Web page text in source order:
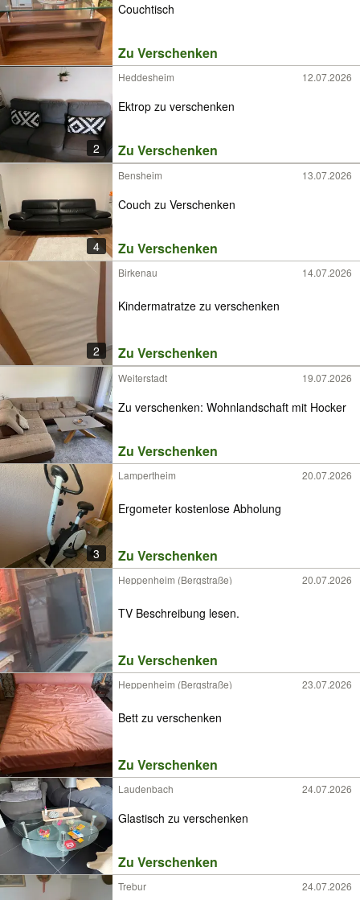
Couchtisch
Zu Verschenken
2
Heddesheim 12.07.2026
Ektrop zu verschenken
Zu Verschenken
4
Bensheim 13.07.2026
Couch zu Verschenken
Zu Verschenken
2
Birkenau 14.07.2026
Kindermatratze zu verschenken
Zu Verschenken
Weiterstadt 19.07.2026
Zu verschenken: Wohnlandschaft mit Hocker
Zu Verschenken
3
Lampertheim 20.07.2026
Ergometer kostenlose Abholung
Zu Verschenken
Heppenheim (Bergstraße) 20.07.2026
TV Beschreibung lesen.
Zu Verschenken
Heppenheim (Bergstraße) 23.07.2026
Bett zu verschenken
Zu Verschenken
Laudenbach 24.07.2026
Glastisch zu verschenken
Zu Verschenken
Trebur 24.07.2026